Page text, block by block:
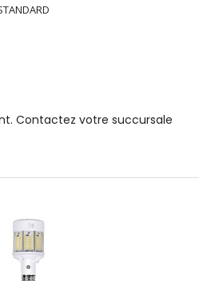
Contactez votre succursale